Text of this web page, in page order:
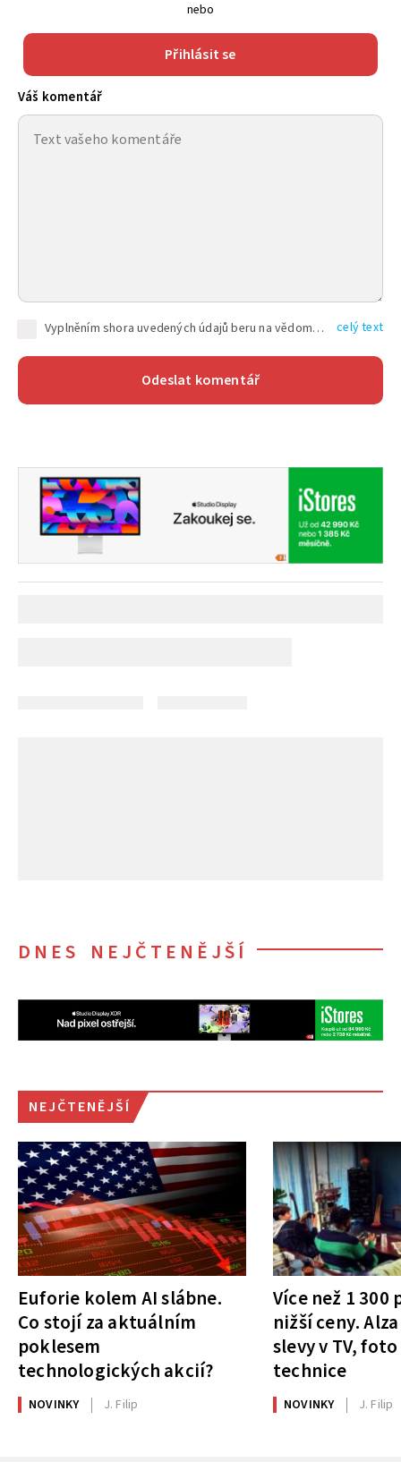
nebo
Přihlásit se
Váš komentář
Vyplněním shora uvedených údajů beru na vědomí, že společnost TEXT FACTORY s.r.o., sídlem Brno, Durďákova 336/29, Černá Pole, PSČ: 613 00, IČ: 06157831, zapsané u Krajského soudu v Brně, oddíl C, vložka 100399, bude zpracovávat mé osobní údaje uvedené v rámci mnou vyplněného registračního formuláře na základě oprávněných zájmů TEXT FACTORY s.r.o. dle čl. 6 odst. 1 písm. f) GDPR a pro splnění právních povinností (čl. 6 odst. 1 písm. c) GDPR), a to pro tyto účely: nezbytnost zajistit oprávnění návštěvníka webových stránek provozovaných společností TEXT FACTORY s.r.o. přispívat aktivně ke zveřejněným článkům nebo v rámci diskusních fór a výkon práv TEXT FACTORY s.r.o. jako administrátora těchto diskusních fór. Více informací o zpracování osobních údajů a právech lze nalézt v celý text
DNES NEJČTENĚJŠÍ
NEJČTENĚJŠÍ
Euforie kolem AI slábne.
Co stojí za aktuálním
poklesem
technologických akcií?
NOVINKY J. Filip
Více než 1
nižší ceny.
slevy v TV,
technice
NOVINKY J. Filip